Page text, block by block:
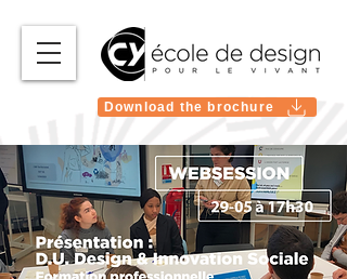
Download the brochure